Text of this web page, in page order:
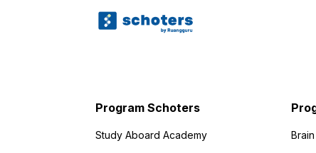
Program Schoters
Study Aboard Academy